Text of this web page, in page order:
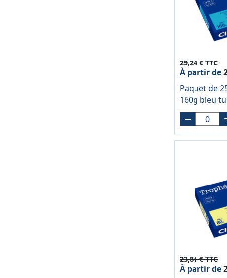
29,24 € TTC
À partir de
Paquet de
160g bleu
23,81 € TTC
À partir de